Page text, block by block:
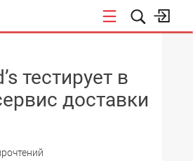
тестирует в
доставки